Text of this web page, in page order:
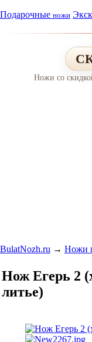
Подарочные ножи
Ножи со
BulatNozh.ru → Ножи
Нож Егерь 2
литье)